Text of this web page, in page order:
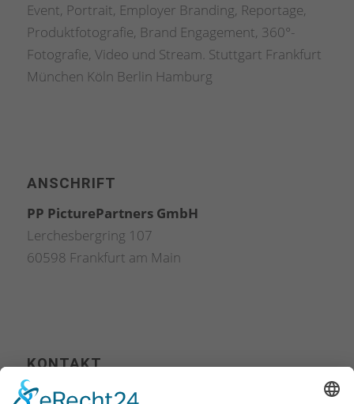
Event, Portrait, Employer Branding, Reportage,
Produktfotografie, Brand Engagement, 360°-
Fotografie, Video und Stream. Stuttgart Frankfurt
München Köln Berlin Hamburg
ANSCHRIFT
PP PicturePartners GmbH
Lerchesbergring 107
60598 Frankfurt am Main
KONTAKT
Tel. +49 (0) 711 400 502-00